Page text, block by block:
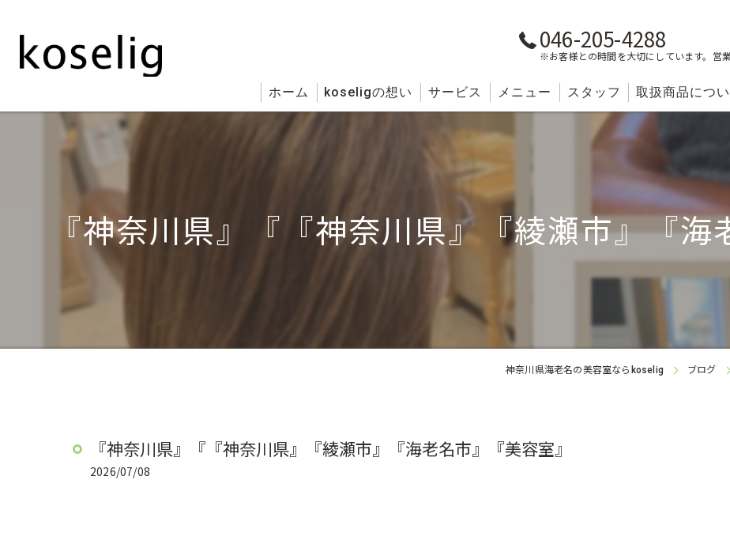
046-205-4288
※お客様との時間を大切にしています。営
ホーム koseligの想い サービス メニュー スタッフ 取扱商品につ
『神奈川県』『『神奈川県』『綾瀬市』『
神奈川県海老名の美容室なら koselig ブログ
『神奈川県』『『神奈川県』『綾瀬市』『海老名市』『美容室』
2026/07/08